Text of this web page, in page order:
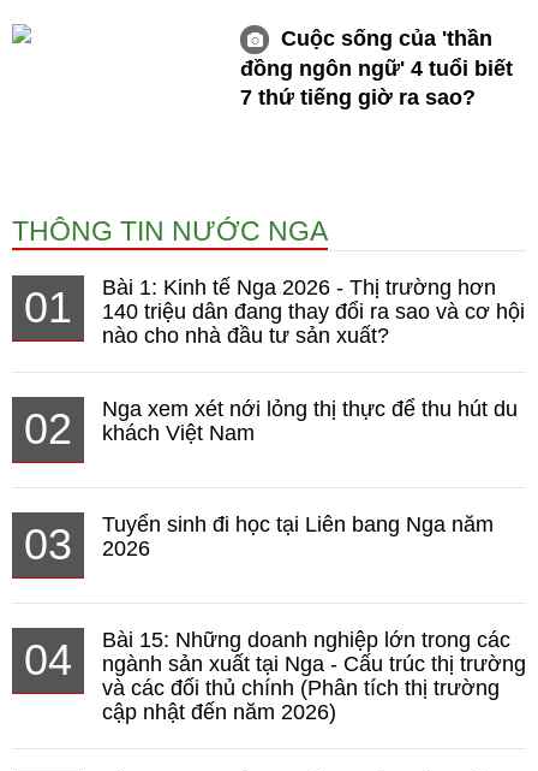
Cuộc sống của 'thần
đồng ngôn ngữ' 4 tuổi biết
7 thứ tiếng giờ ra sao?
THÔNG TIN NƯỚC NGA
01
Bài 1: Kinh tế Nga 2026 - Thị trường hơn
140 triệu dân đang thay đổi ra sao và cơ hội
nào cho nhà đầu tư sản xuất?
02
Nga xem xét nới lỏng thị thực để thu hút du
khách Việt Nam
03
Tuyển sinh đi học tại Liên bang Nga năm
2026
04
Bài 15: Những doanh nghiệp lớn trong các
ngành sản xuất tại Nga - Cấu trúc thị trường
và các đối thủ chính (Phân tích thị trường
cập nhật đến năm 2026)